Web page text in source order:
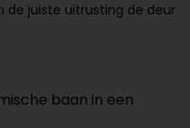
de juiste uitrusting de deur
baan in een